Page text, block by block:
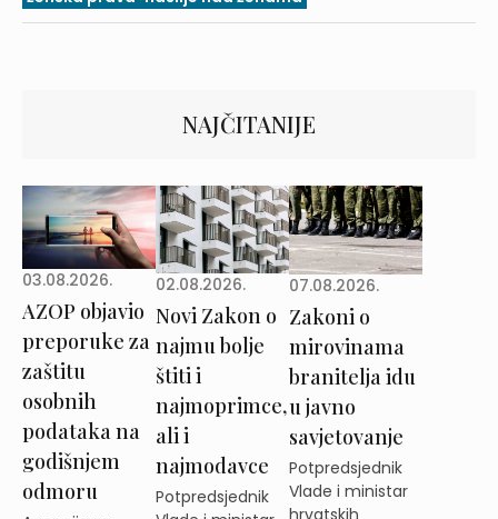
NAJČITANIJE
03.08.2026.
AZOP objavio
preporuke za
zaštitu
osobnih
podataka na
godišnjem
odmoru
02.08.2026.
Novi Zakon o
najmu bolje
štiti i
najmoprimce,
ali i
najmodavce
Potpredsjednik
07.08.2026.
Zakoni o
mirovinama
branitelja idu
u javno
savjetovanje
Potpredsjednik
Vlade i ministar
hrvatskih